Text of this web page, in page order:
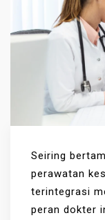
Seiring
perawatan
terintegrasi
peran dokter